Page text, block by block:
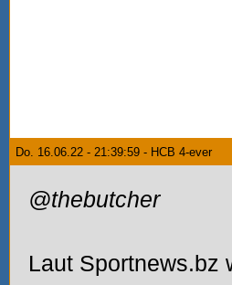
Do. 16.06.22 - 21:39:59 - HCB 4-ever
@thebutcher
Laut Sportnews.bz